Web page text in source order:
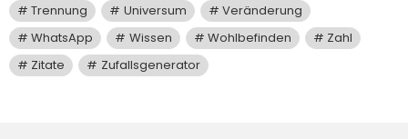
Trennung
Universum
Veränderung
WhatsApp
Wissen Wohlbefinden
Zahl
Zitate
Zufallsgenerator